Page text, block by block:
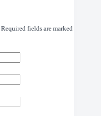
Required fields are marked